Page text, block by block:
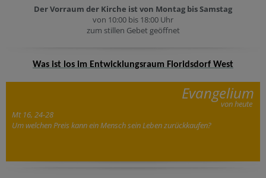
Der Vorraum der Kirche ist von Montag bis Samstag
von 10:00 bis 18:00 Uhr
zum stillen Gebet geöffnet
Was ist los im Entwicklungsraum Floridsdorf West
Evangelium
von heute
Mt 16, 24-28
Um welchen Preis kann ein Mensch sein Leben zurückkaufen?